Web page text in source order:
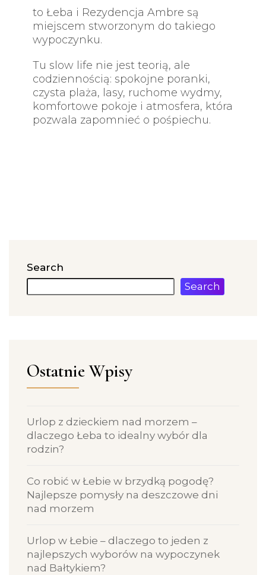
to Łeba i Rezydencja Ambre są
miejscem stworzonym do takiego
wypoczynku.
Tu slow life nie jest teorią, ale
codziennością: spokojne poranki,
czysta plaża, lasy, ruchome wydmy,
komfortowe pokoje i atmosfera, która
pozwala zapomnieć o pośpiechu.
Search
Search
Ostatnie Wpisy
Urlop z dzieckiem nad morzem –
dlaczego Łeba to idealny wybór dla
rodzin?
Co robić w Łebie w brzydką pogodę?
Najlepsze pomysły na deszczowe dni
nad morzem
Urlop w Łebie – dlaczego to jeden z
najlepszych wyborów na wypoczynek
nad Bałtykiem?